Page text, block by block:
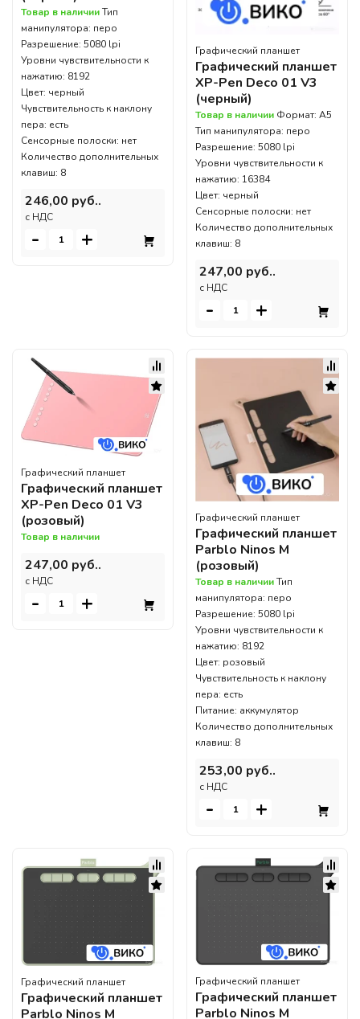
Товар в наличииТип
манипулятора: перо
Разрешение: 5080 lpi
Уровни чувствительности к
нажатию: 8192
Цвет: черный
Чувствительность к наклону
пера: есть
Сенсорные полоски: нет
Количество дополнительных
клавиш: 8
246,00 руб..
c НДС
- +
Графический планшет
Графический планшет
XP-Pen Deco 01 V3
(черный)
Товар в наличии Формат: A5
Тип манипулятора: перо
Разрешение: 5080 lpi
Уровни чувствительности к
нажатию: 16384
Цвет: черный
Сенсорные полоски: нет
Количество дополнительных
клавиш: 8
247,00 руб..
c НДС
- +
Графический планшет
Графический планшет
XP-Pen Deco 01 V3
(розовый)
Товар в наличии
247,00 руб..
c НДС
- +
Графический планшет
Графический планшет
Parblo Ninos M
(розовый)
Товар в наличииТип
манипулятора: перо
Разрешение: 5080 lpi
Уровни чувствительности к
нажатию: 8192
Цвет: розовый
Чувствительность к наклону
пера: есть
Питание: аккумулятор
Количество дополнительных
клавиш: 8
253,00 руб..
c НДС
- +
Графический планшет
Графический планшет
Parblo Ninos M
Графический планшет
Графический планшет
Parblo Ninos M